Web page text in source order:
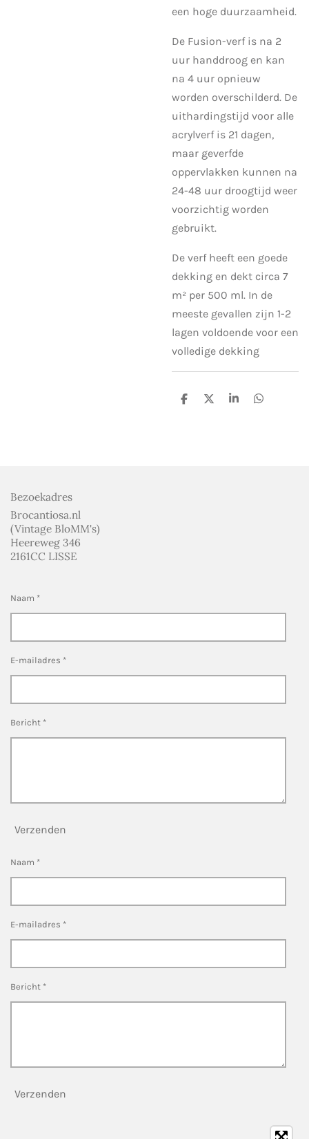
een hoge duurzaamheid.
De Fusion-verf is na 2
uur handdroog en kan
na 4 uur opnieuw
worden overschilderd. De
uithardingstijd voor alle
acrylverf is 21 dagen,
maar geverfde
oppervlakken kunnen na
24-48 uur droogtijd weer
voorzichtig worden
gebruikt.
De verf heeft een goede
dekking en dekt circa 7
m² per 500 ml. In de
meeste gevallen zijn 1-2
lagen voldoende voor een
volledige dekking
D
D
S
D
Bezoekadres
Brocantiosa.nl
(Vintage BloMM's)
Heereweg 346
2161CC LISSE
Naam *
E-mailadres *
Bericht *
Verzenden
Naam *
E-mailadres *
Bericht *
Verzenden